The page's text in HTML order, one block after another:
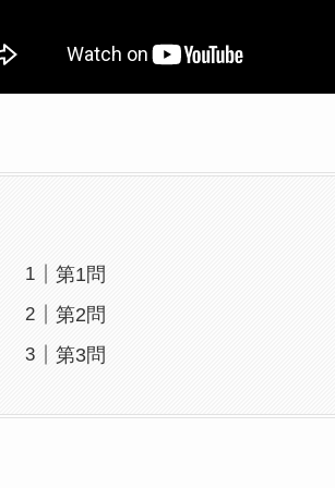
第1問
第2問
第3問